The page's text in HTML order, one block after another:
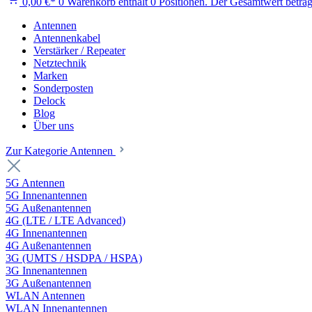
Antennen
Antennenkabel
Verstärker / Repeater
Netztechnik
Marken
Sonderposten
Delock
Blog
Über uns
Zur Kategorie Antennen
5G Antennen
5G Innenantennen
5G Außenantennen
4G (LTE / LTE Advanced)
4G Innenantennen
4G Außenantennen
3G (UMTS / HSDPA / HSPA)
3G Innenantennen
3G Außenantennen
WLAN Antennen
WLAN Innenantennen